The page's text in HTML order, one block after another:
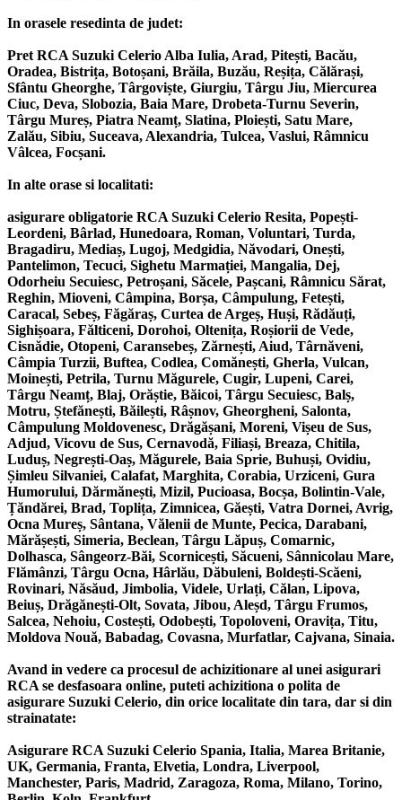
In orasele resedinta de judet:
Pret RCA Suzuki Celerio Alba Iulia, Arad, Pitești, Bacău,
Oradea, Bistrița, Botoșani, Brăila, Buzău, Reșița, Călărași,
Sfântu Gheorghe, Târgoviște, Giurgiu, Târgu Jiu, Miercurea
Ciuc, Deva, Slobozia, Baia Mare, Drobeta-Turnu Severin,
Târgu Mureș, Piatra Neamț, Slatina, Ploiești, Satu Mare,
Zalău, Sibiu, Suceava, Alexandria, Tulcea, Vaslui, Râmnicu
Vâlcea, Focșani.
In alte orase si localitati:
asigurare obligatorie RCA Suzuki Celerio Resita, Popești-
Leordeni, Bârlad, Hunedoara, Roman, Voluntari, Turda,
Bragadiru, Mediaș, Lugoj, Medgidia, Năvodari, Onești,
Pantelimon, Tecuci, Sighetu Marmației, Mangalia, Dej,
Odorheiu Secuiesc, Petroșani, Săcele, Pașcani, Râmnicu Sărat,
Reghin, Mioveni, Câmpina, Borșa, Câmpulung, Fetești,
Caracal, Sebeș, Făgăraș, Curtea de Argeș, Huși, Rădăuți,
Sighișoara, Fălticeni, Dorohoi, Oltenița, Roșiorii de Vede,
Cisnădie, Otopeni, Caransebeș, Zărnești, Aiud, Târnăveni,
Câmpia Turzii, Buftea, Codlea, Comănești, Gherla, Vulcan,
Moinești, Petrila, Turnu Măgurele, Cugir, Lupeni, Carei,
Târgu Neamț, Blaj, Orăștie, Băicoi, Târgu Secuiesc, Balș,
Motru, Ștefănești, Băilești, Râșnov, Gheorgheni, Salonta,
Câmpulung Moldovenesc, Drăgășani, Moreni, Vișeu de Sus,
Adjud, Vicovu de Sus, Cernavodă, Filiași, Breaza, Chitila,
Luduș, Negrești-Oaș, Măgurele, Baia Sprie, Buhuși, Ovidiu,
Șimleu Silvaniei, Calafat, Marghita, Corabia, Urziceni, Gura
Humorului, Dărmănești, Mizil, Pucioasa, Bocșa, Bolintin-Vale,
Țăndărei, Brad, Toplița, Zimnicea, Găești, Vatra Dornei, Avrig,
Ocna Mureș, Sântana, Vălenii de Munte, Pecica, Darabani,
Mărășești, Simeria, Beclean, Târgu Lăpuș, Comarnic,
Dolhasca, Sângeorz-Băi, Scornicești, Săcueni, Sânnicolau Mare,
Flămânzi, Târgu Ocna, Hârlău, Dăbuleni, Boldești-Scăeni,
Rovinari, Năsăud, Jimbolia, Videle, Urlați, Călan, Lipova,
Beiuș, Drăgănești-Olt, Sovata, Jibou, Aleșd, Târgu Frumos,
Salcea, Nehoiu, Costești, Odobești, Topoloveni, Oravița, Titu,
Moldova Nouă, Babadag, Covasna, Murfatlar, Cajvana, Sinaia.
Avand in vedere ca procesul de achizitionare al unei asigurari
RCA se desfasoara online, puteti achizitiona o polita de
asigurare Suzuki Celerio, din orice localitate din tara, dar si din
strainatate:
Asigurare RCA Suzuki Celerio Spania, Italia, Marea Britanie,
UK, Germania, Franta, Elvetia, Londra, Liverpool,
Manchester, Paris, Madrid, Zaragoza, Roma, Milano, Torino,